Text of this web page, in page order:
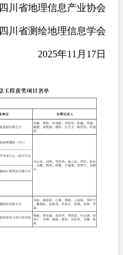
四川省地理信息产业协会
四川省测绘地理信息学会
2025年11月17日